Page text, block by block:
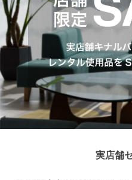
実店舗